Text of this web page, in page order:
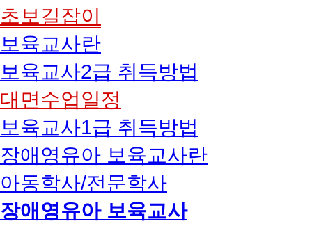
초보길잡이
보육교사란
보육교사2급 취득방법
대면수업일정
보육교사1급 취득방법
장애영유아 보육교사란
아동학사/전문학사
장애영유아 보육교사